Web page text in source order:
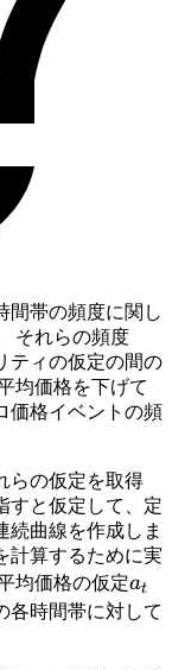
間帯の頻度に関し
それらの頻度
ティの仮定の間の
均価格を下げて
価格イベントの頻
らの仮定を取得
すと仮定して、定
続曲線を作成しま
計算するために実
均価格の仮定a_t
at
各時間帯に対して